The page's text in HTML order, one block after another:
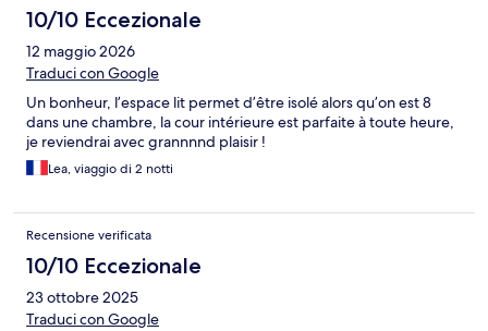
10/10 Eccezionale
12 maggio 2026
Traduci con Google
Un bonheur, l’espace lit permet d’être isolé alors qu’on est 8
dans une chambre, la cour intérieure est parfaite à toute heure,
je reviendrai avec grannnnd plaisir !
Lea, viaggio di 2 notti
Recensione verificata
10/10 Eccezionale
23 ottobre 2025
Traduci con Google